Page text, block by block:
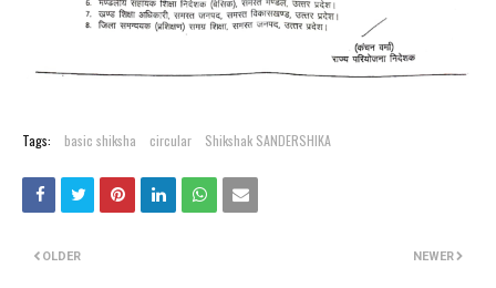
Tags: basic shiksha circular Shikshak SANDERSHIKA
NEWER
OLDER